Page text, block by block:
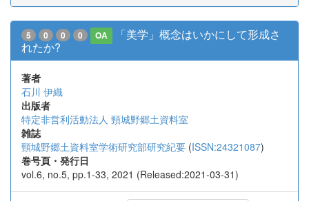
5 0 0 0 OA
「美学」概念はいかにして形成さ
れたか?
著者
石川 伊織
出版者
特定非営利活動法人 頸城野郷土資料室
雑誌
頸城野郷土資料室学術研究部研究紀要 (ISSN:24321087)
巻号頁・発行日
vol.6, no.5, pp.1-33, 2021 (Released:2021-03-31)